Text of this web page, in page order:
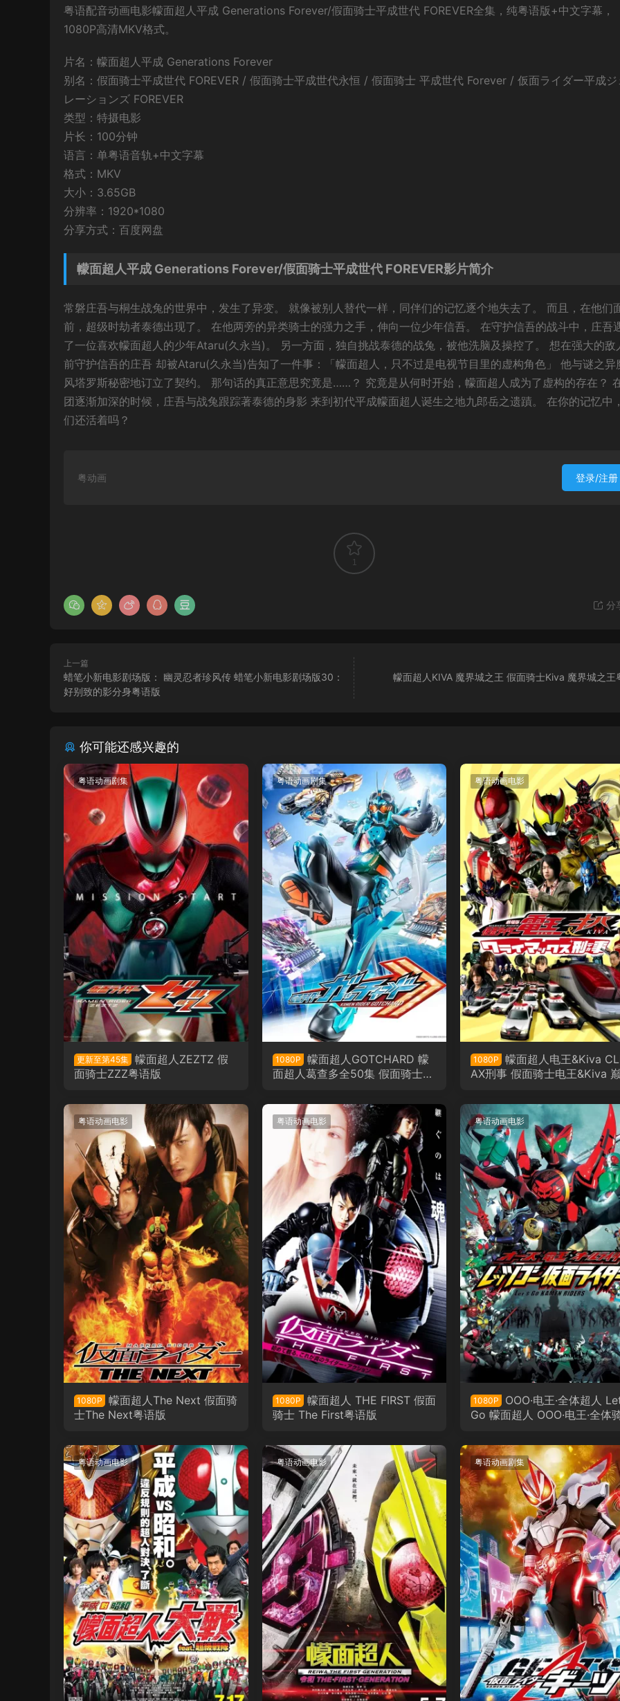
粤语配音动画电影幪面超人平成 Generations Forever/假面骑士平成世代 FOREVER全集，纯粤语版+中文字幕，
1080P高清MKV格式。
片名：幪面超人平成 Generations Forever
别名：假面骑士平成世代 FOREVER / 假面骑士平成世代永恒 / 假面骑士 平成世代 Forever / 仮面ライダー平成ジ
レーションズ FOREVER
类型：特摄电影
片长：100分钟
语言：单粤语音轨+中文字幕
格式：MKV
大小：3.65GB
分辨率：1920*1080
分享方式：百度网盘
幪面超人平成 Generations Forever/假面骑士平成世代 FOREVER影片简介
常磐庄吾与桐生战兔的世界中，发生了异变。 就像被别人替代一样，同伴们的记忆逐个地失去了。 而且，在他们
前，超级时劫者泰德出现了。 在他两旁的异类骑士的强力之手，伸向一位少年信吾。 在守护信吾的战斗中，庄吾
了一位喜欢幪面超人的少年Ataru(久永当)。 另一方面，独自挑战泰德的战兔，被他洗脑及操控了。 想在强大的敌
前守护信吾的庄吾 却被Ataru(久永当)告知了一件事：「幪面超人，只不过是电视节目里的虚构角色」 他与谜之异
风塔罗斯秘密地订立了契约。 那句话的真正意思究竟是……？ 究竟是从何时开始，幪面超人成为了虚构的存在？
团逐渐加深的时候，庄吾与战兔跟踪著泰德的身影 来到初代平成幪面超人诞生之地九郎岳之遗蹟。 在你的记忆中
们还活着吗？
粤动画 登录/注册
1
分
上一篇
蜡笔小新电影剧场版： 幽灵忍者珍风传 蜡笔小新电影剧场版30：
好别致的影分身粤语版
幪面超人KIVA 魔界城之王 假面骑士Kiva 魔界城之王
你可能还感兴趣的
粤语动画剧集
更新至第45集 幪面超人ZEZTZ 假
面骑士ZZZ粤语版
粤语动画剧集
1080P
幪面超人GOTCHARD 幪
面超人葛查多全50集 假面骑士歌
粤语动画电影
1080P
幪面超人电王&Kiva
AX刑事 假面骑士电王&Kiva
粤语动画电影
1080P
幪面超人The Next 假面骑
士The Next粤语版
粤语动画电影
1080P
幪面超人 THE FIRST 假面
骑士 The First粤语版
粤语动画电影
1080P
OOO·电王·全体超人
Go 幪面超人 OOO·电王·全体
粤语动画电影 粤语动画电影 粤语动画剧集